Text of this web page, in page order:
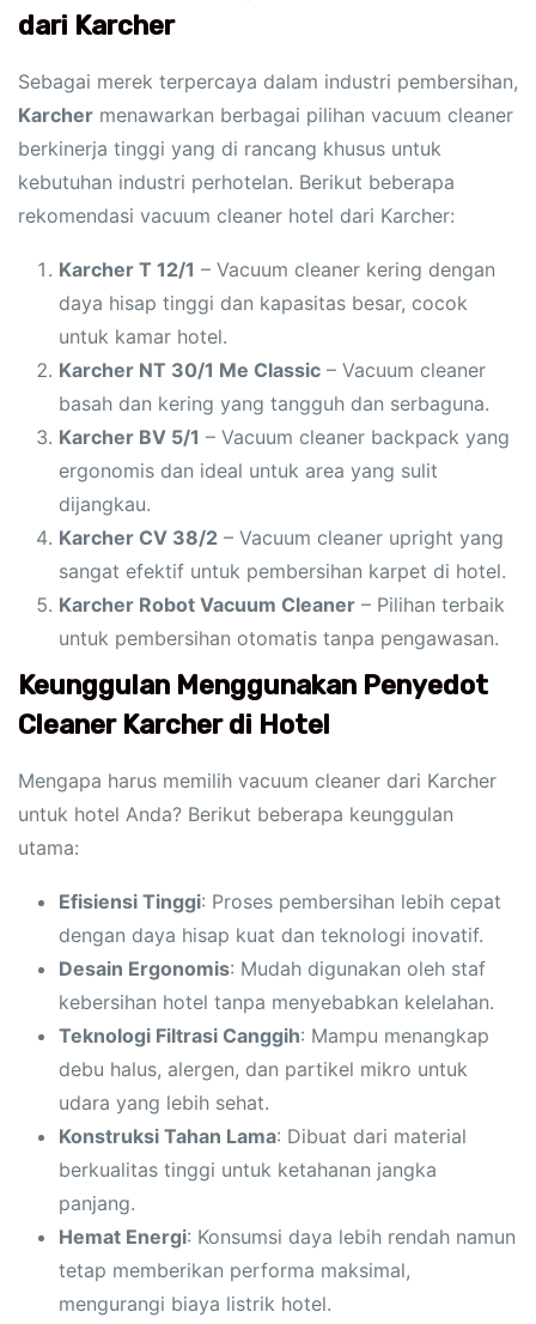
dari Karcher
Sebagai merek terpercaya dalam industri pembersihan,
Karcher menawarkan berbagai pilihan vacuum cleaner
berkinerja tinggi yang di rancang khusus untuk
kebutuhan industri perhotelan. Berikut beberapa
rekomendasi vacuum cleaner hotel dari Karcher:
Karcher T 12/1 – Vacuum cleaner kering dengan
daya hisap tinggi dan kapasitas besar, cocok
untuk kamar hotel.
Karcher NT 30/1 Me Classic – Vacuum cleaner
basah dan kering yang tangguh dan serbaguna.
Karcher BV 5/1 – Vacuum cleaner backpack yang
ergonomis dan ideal untuk area yang sulit
dijangkau.
Karcher CV 38/2 – Vacuum cleaner upright yang
sangat efektif untuk pembersihan karpet di hotel.
Karcher Robot Vacuum Cleaner – Pilihan terbaik
untuk pembersihan otomatis tanpa pengawasan.
Keunggulan Menggunakan Penyedot
Cleaner Karcher di Hotel
Mengapa harus memilih vacuum cleaner dari Karcher
untuk hotel Anda? Berikut beberapa keunggulan
utama:
Efisiensi Tinggi: Proses pembersihan lebih cepat
dengan daya hisap kuat dan teknologi inovatif.
Desain Ergonomis: Mudah digunakan oleh staf
kebersihan hotel tanpa menyebabkan kelelahan.
Teknologi Filtrasi Canggih: Mampu menangkap
debu halus, alergen, dan partikel mikro untuk
udara yang lebih sehat.
Konstruksi Tahan Lama: Dibuat dari material
berkualitas tinggi untuk ketahanan jangka
panjang.
Hemat Energi: Konsumsi daya lebih rendah namun
tetap memberikan performa maksimal,
mengurangi biaya listrik hotel.